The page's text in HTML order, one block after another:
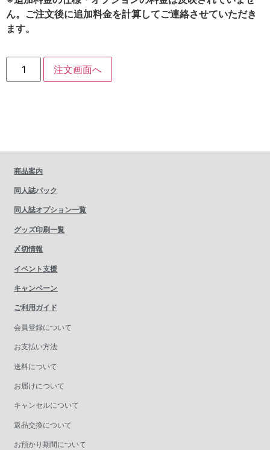
ん。ご注文後に追加料金を計算してご連絡させていただき
ます。
注文画面へ
商品案内
同人誌パック
同人誌オプション一覧
グッズ印刷一覧
〆切情報
イベント支援
キャンペーン
ご利用ガイド
会員登録について
お支払い方法
送料について
お届けについて
キャンセルについて
返品交換について
お預かり期間について